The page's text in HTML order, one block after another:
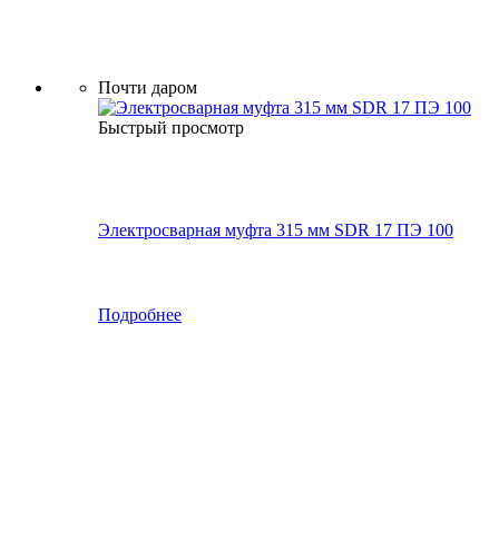
Почти даром
Быстрый просмотр
Электросварная муфта 315 мм SDR 17 ПЭ 100
Подробнее